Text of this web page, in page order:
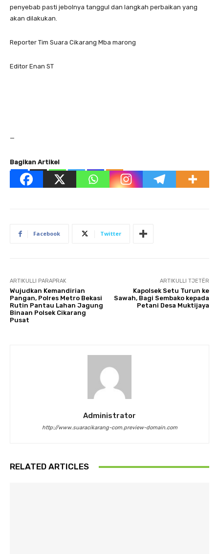
penyebab pasti jebolnya tanggul dan langkah perbaikan yang
akan dilakukan.
Reporter Tim Suara Cikarang Mba marong
Editor Enan ST
—
Bagikan Artikel
Facebook Twitter
ARTIKULLI PARAPRAK
Wujudkan Kemandirian
Pangan, Polres Metro Bekasi
Rutin Pantau Lahan Jagung
Binaan Polsek Cikarang
Pusat
ARTIKULLI TJETËR
Kapolsek Setu Turun ke
Sawah, Bagi Sembako kepada
Petani Desa Muktijaya
Administrator
http://www.suaracikarang-com.preview-domain.com
RELATED ARTICLES